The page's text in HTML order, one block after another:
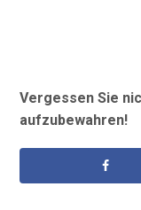
Vergessen Sie
aufzubewahren!